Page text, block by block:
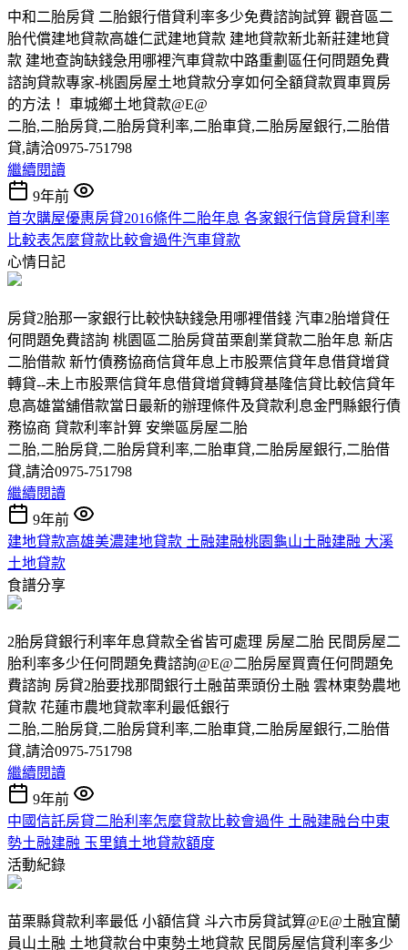
中和二胎房貸 二胎銀行借貸利率多少免費諮詢試算 觀音區二
胎代償建地貸款高雄仁武建地貸款 建地貸款新北新莊建地貸
款 建地查詢缺錢急用哪裡汽車貸款中路重劃區任何問題免費
諮詢貸款專家-桃園房屋土地貸款分享如何全額貸款買車買房
的方法！ 車城鄉土地貸款@E@
二胎,二胎房貸,二胎房貸利率,二胎車貸,二胎房屋銀行,二胎借
貸,請洽0975-751798
繼續閱讀
9年前
首次購屋優惠房貸2016條件二胎年息 各家銀行信貸房貸利率
比較表怎麼貸款比較會過件汽車貸款
心情日記
房貸2胎那一家銀行比較快缺錢急用哪裡借錢 汽車2胎增貸任
何問題免費諮詢 桃園區二胎房貸苗栗創業貸款二胎年息 新店
二胎借款 新竹債務協商信貸年息上市股票信貸年息借貸增貸
轉貸--未上市股票信貸年息借貸增貸轉貸基隆信貸比較信貸年
息高雄當舖借款當日最新的辦理條件及貸款利息金門縣銀行債
務協商 貸款利率計算 安樂區房屋二胎
二胎,二胎房貸,二胎房貸利率,二胎車貸,二胎房屋銀行,二胎借
貸,請洽0975-751798
繼續閱讀
9年前
建地貸款高雄美濃建地貸款 土融建融桃園龜山土融建融 大溪
土地貸款
食譜分享
2胎房貸銀行利率年息貸款全省皆可處理 房屋二胎 民間房屋二
胎利率多少任何問題免費諮詢@E@二胎房屋買賣任何問題免
費諮詢 房貸2胎要找那間銀行土融苗栗頭份土融 雲林東勢農地
貸款 花蓮市農地貸款率利最低銀行
二胎,二胎房貸,二胎房貸利率,二胎車貸,二胎房屋銀行,二胎借
貸,請洽0975-751798
繼續閱讀
9年前
中國信託房貸二胎利率怎麼貸款比較會過件 土融建融台中東
勢土融建融 玉里鎮土地貸款額度
活動紀錄
苗栗縣貸款利率最低 小額信貸 斗六市房貸試算@E@土融宜蘭
員山土融 土地貸款台中東勢土地貸款 民間房屋信貸利率多少